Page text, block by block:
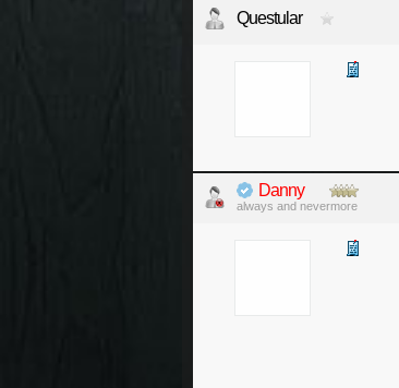
Questular
Danny
always and nevermore